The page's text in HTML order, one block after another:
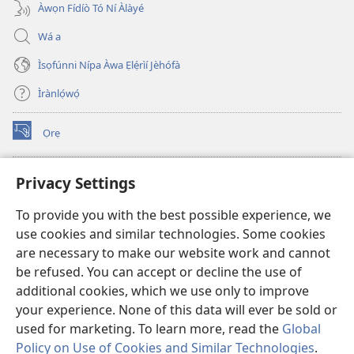
Privacy Settings
To provide you with the best possible experience, we
use cookies and similar technologies. Some cookies
are necessary to make our website work and cannot
be refused. You can accept or decline the use of
additional cookies, which we use only to improve
your experience. None of this data will ever be sold or
used for marketing. To learn more, read the Global
Policy on Use of Cookies and Similar Technologies.
Àwọn Fídíò Tó Ní Àlàyé
Wá a
Ìsọfúnni Nípa Àwa Ẹlẹ́rìí Jèhófà
Ìrànlọ́wọ́
Ọrẹ
(opens
new
ÀKÁ ÌWÉ ORÍ ÍŃTÁNẸ́Ẹ̀TÌ TI Watchtower™
(opens
window)JW Hub
(opens
new
window)JW Library
Watchtower Library ®